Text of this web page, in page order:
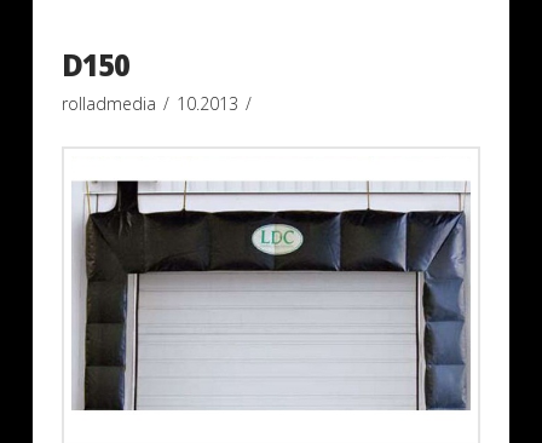
D150
rolladmedia 10.2013